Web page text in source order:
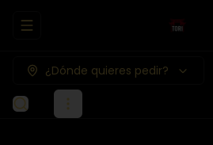
Abrir menu de navegación
¿Dónde quieres pedir?